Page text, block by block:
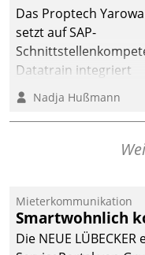
Eine intuitive
Dialogführung
dem externen
Serviceteam, Anrufe
Mietenden zügiger und
effizienter zu
Das Proptech Yarowa
setzt auf SAP-
Datatrain integriert
Yarowas Portal zur
Vergabe und
von Aufträgen der
deutscher
– und beschleunigt
Nadja Hußmann
Mieterkommunikation
Smartwohnlich
Die NEUE